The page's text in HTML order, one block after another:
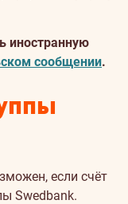
иностранную
сообщении.
если счёт
Swedbank.